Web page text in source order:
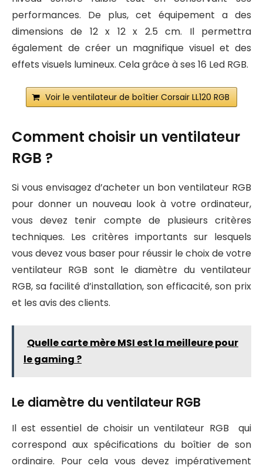
performances. De plus, cet équipement a des
dimensions de 12 x 12 x 2.5 cm. Il permettra
également de créer un magnifique visuel et des
effets visuels lumineux. Cela grâce à ses 16 Led RGB.
Voir le ventilateur de boîtier Corsair LL120 RGB
Comment choisir un ventilateur
RGB ?
Si vous envisagez d’acheter un bon ventilateur RGB
pour donner un nouveau look à votre ordinateur,
vous devez tenir compte de plusieurs critères
techniques. Les critères importants sur lesquels
vous devez vous baser pour réussir le choix de votre
ventilateur RGB sont le diamètre du ventilateur
RGB, sa facilité d’installation, son efficacité, son prix
et les avis des clients.
Quelle carte mère MSI est la meilleure pour
le gaming ?
Le diamètre du ventilateur RGB
Il est essentiel de choisir un ventilateur RGB qui
correspond aux spécifications du boîtier de son
ordinaire. Pour cela vous devez impérativement